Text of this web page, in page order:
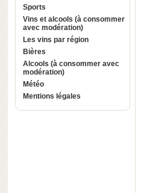
Sports
Vins et alcools (à consommer
avec modération)
Les vins par région
Bières
Alcools (à consommer avec
modération)
Météo
Mentions légales